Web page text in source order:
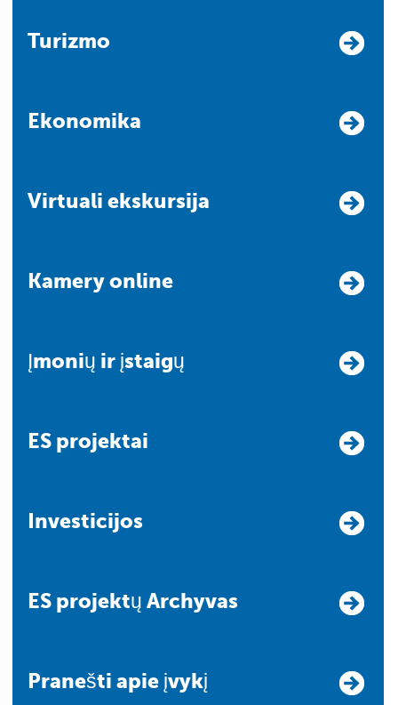
Turizmo
Ekonomika
Virtuali ekskursija
Kamery online
Įmonių ir įstaigų
ES projektai
Investicijos
ES projektų Archyvas
Pranešti apie įvykį